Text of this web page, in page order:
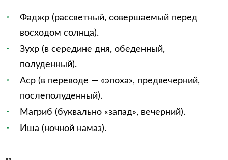
Фаджр (рассветный, совершаемый перед
восходом солнца).
Зухр (в середине дня, обеденный,
полуденный).
Аср (в переводе — «эпоха», предвечерний,
послеполуденный).
Магриб (буквально «запад», вечерний).
Иша (ночной намаз).